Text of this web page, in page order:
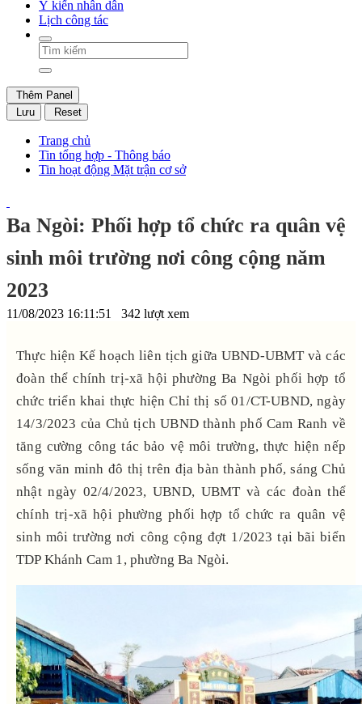
Ý kiến nhân dân
Lịch công tác
Thêm Panel
Lưu
Reset
Trang chủ
Tin tổng hợp - Thông báo
Tin hoạt động Mặt trận cơ sở
Ba Ngòi: Phối hợp tổ chức ra quân vệ
sinh môi trường nơi công cộng năm
2023
11/08/2023 16:11:51 342 lượt xem
Thực hiện Kế hoạch liên tịch giữa UBND-UBMT và các
đoàn thể chính trị-xã hội phường Ba Ngòi phối hợp tổ
chức triển khai thực hiện Chỉ thị số 01/CT-UBND, ngày
14/3/2023 của Chủ tịch UBND thành phố Cam Ranh về
tăng cường công tác bảo vệ môi trường, thực hiện nếp
sống văn minh đô thị trên địa bàn thành phố, sáng Chủ
nhật ngày 02/4/2023, UBND, UBMT và các đoàn thể
chính trị-xã hội phường phối hợp tổ chức ra quân vệ
sinh môi trường nơi công cộng đợt 1/2023 tại bãi biển
TDP Khánh Cam 1, phường Ba Ngòi.